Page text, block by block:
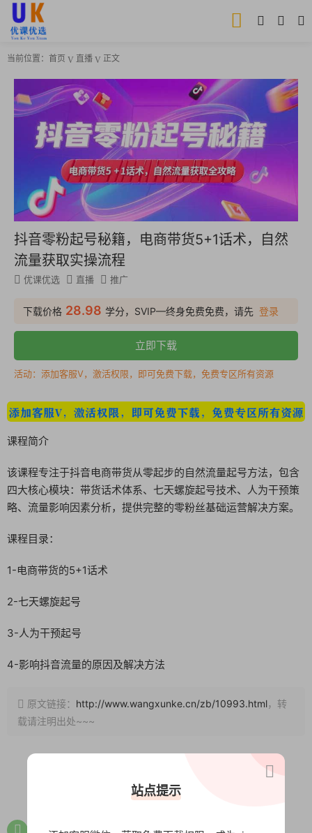
当前位置： 首页 直播 正文
抖音零粉起号秘籍，电商带货5+1话术，自然
流量获取实操流程
优课优选 直播 推广
下载价格 28.98 学分，SVIP—终身免费免费，请先 登录
立即下载
活动：添加客服V，激活权限，即可免费下载，免费专区所有资源
课程简介
该课程专注于抖音电商带货从零起步的自然流量起号方法，包含
四大核心模块：带货话术体系、七天螺旋起号技术、人为干预策
略、流量影响因素分析，提供完整的零粉丝基础运营解决方案。
课程目录：
1-电商带货的5+1话术
2-七天螺旋起号
3-人为干预起号
4-影响抖音流量的原因及解决方法
原文链接： http://www.wangxunke.cn/zb/10993.html，转
载请注明出处~~~
0 0
站点提示